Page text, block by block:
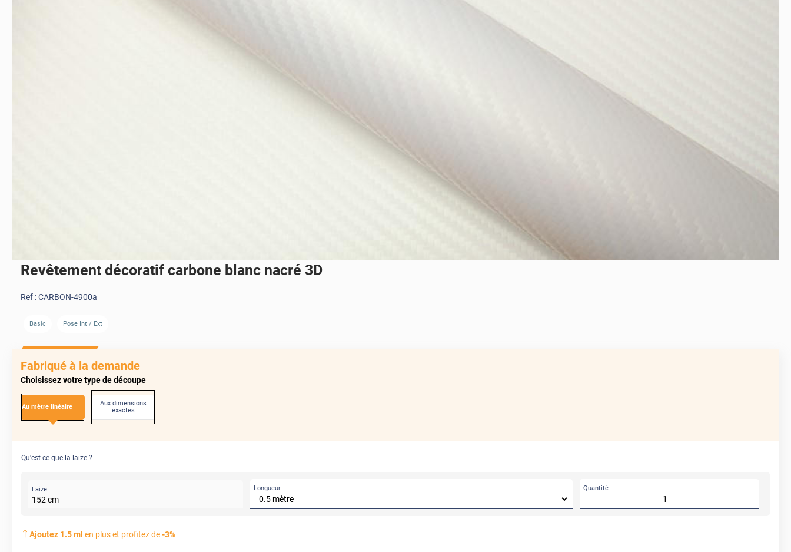
Revêtement décoratif carbone blanc nacré 3D
Ref :CARBON-4900a
Basic Pose Int / Ext
Fabriqué à la demande
Choisissez votre type de découpe
Au mètre linéaire
Aux dimensions
exactes
Qu'est-ce que la laize ?
Laize
152 cm
Longueur Quantité
Ajoutez 1.5ml en plus et profitez de-3%